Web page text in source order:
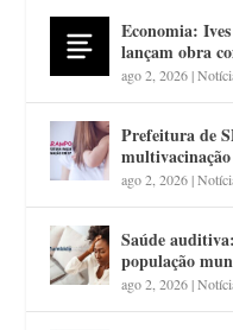
Economia:
lançam obra
ago 2, 2026|
Prefeitura de
ago 2, 2026|
Saúde
população
ago 2, 2026|